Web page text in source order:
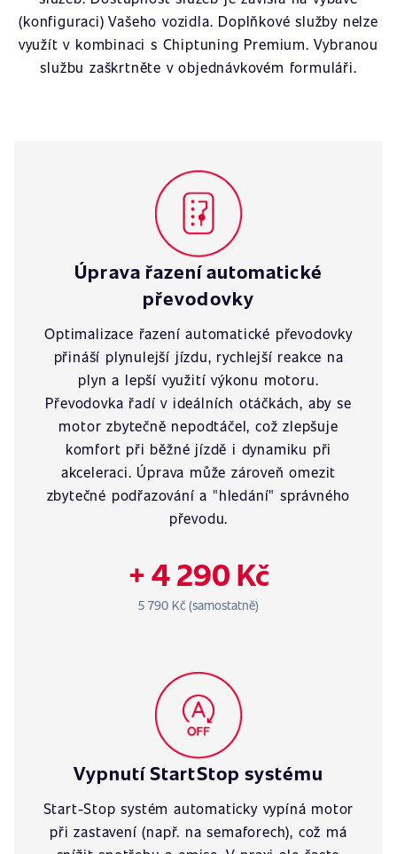
(konfiguraci) Vašeho vozidla. Doplňkové služby nelze
využít v kombinaci s Chiptuning Premium. Vybranou
službu zaškrtněte v objednávkovém formuláři.
Úprava řazení automatické
převodovky
Optimalizace řazení automatické převodovky
přináší plynulejší jízdu, rychlejší reakce na
plyn a lepší využití výkonu motoru.
Převodovka řadí v ideálních otáčkách, aby se
motor zbytečně nepodtáčel, což zlepšuje
komfort při běžné jízdě i dynamiku při
akceleraci. Úprava může zároveň omezit
zbytečné podřazování a "hledání" správného
převodu.
+ 4 290 Kč
5 790 Kč (samostatně)
Vypnutí StartStop systému
Start-Stop systém automaticky vypíná motor
při zastavení (např. na semaforech), což má